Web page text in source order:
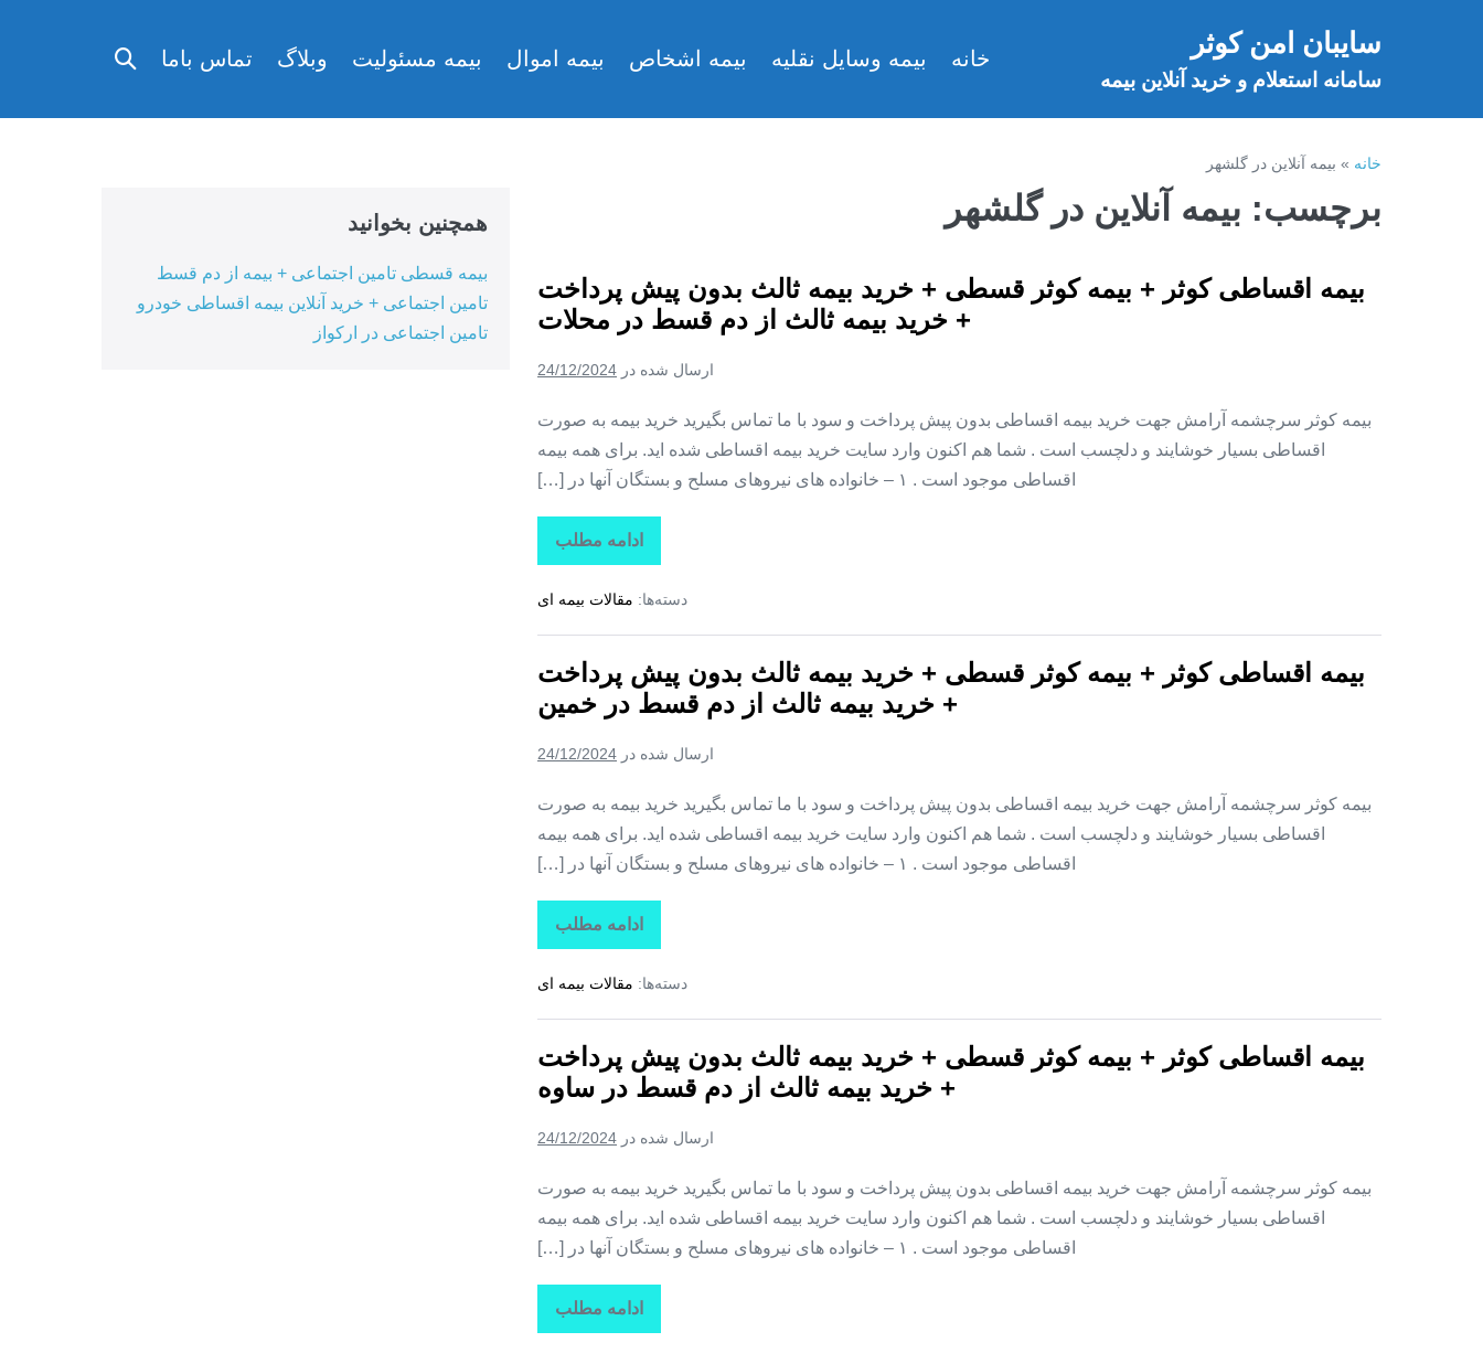
سایبان امن کوثر
سامانه استعلام و خرید آنلاین بیمه
خانه بیمه وسایل نقلیه بیمه اشخاص بیمه اموال بیمه مسئولیت وبلاگ تماس باما
تغییر
خانه » بیمه آنلاین در گلشهر
برچسب: بیمه آنلاین در گلشهر
بیمه اقساطی کوثر + بیمه کوثر قسطی + خرید بیمه ثالث بدون پیش پرداخت
+ خرید بیمه ثالث از دم قسط در محلات
ارسال شده در 24/12/2024
بیمه کوثر سرچشمه آرامش جهت خرید بیمه اقساطی بدون پیش پرداخت و سود با ما تماس بگیرید خرید بیمه به صورت
اقساطی بسیار خوشایند و دلچسب است . شما هم اکنون وارد سایت خرید بیمه اقساطی شده اید. برای همه بیمه
اقساطی موجود است . ۱ – خانواده های نیروهای مسلح و بستگان آنها در […]
ادامه مطلب
بیمه
اقساطی
+
کوثر
+
خرید
بیمه
پیش
خرید
بیمه
از
قسط
در
محلات
دسته‌ها: مقالات بیمه ای
بیمه اقساطی کوثر + بیمه کوثر قسطی + خرید بیمه ثالث بدون پیش پرداخت
+ خرید بیمه ثالث از دم قسط در خمین
ارسال شده در 24/12/2024
بیمه کوثر سرچشمه آرامش جهت خرید بیمه اقساطی بدون پیش پرداخت و سود با ما تماس بگیرید خرید بیمه به صورت
اقساطی بسیار خوشایند و دلچسب است . شما هم اکنون وارد سایت خرید بیمه اقساطی شده اید. برای همه بیمه
اقساطی موجود است . ۱ – خانواده های نیروهای مسلح و بستگان آنها در […]
ادامه مطلب
بیمه
اقساطی
+
کوثر
+
خرید
بیمه
پیش
خرید
بیمه
از
قسط
در
خمین
دسته‌ها: مقالات بیمه ای
بیمه اقساطی کوثر + بیمه کوثر قسطی + خرید بیمه ثالث بدون پیش پرداخت
+ خرید بیمه ثالث از دم قسط در ساوه
ارسال شده در 24/12/2024
بیمه کوثر سرچشمه آرامش جهت خرید بیمه اقساطی بدون پیش پرداخت و سود با ما تماس بگیرید خرید بیمه به صورت
اقساطی بسیار خوشایند و دلچسب است . شما هم اکنون وارد سایت خرید بیمه اقساطی شده اید. برای همه بیمه
اقساطی موجود است . ۱ – خانواده های نیروهای مسلح و بستگان آنها در […]
ادامه مطلب
بیمه
اقساطی
همچنین بخوانید
بیمه قسطی تامین اجتماعی + بیمه از دم قسط
تامین اجتماعی + خرید آنلاین بیمه اقساطی خودرو
تامین اجتماعی در ارکواز